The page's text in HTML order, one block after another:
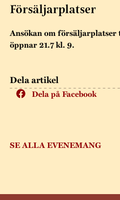
Dela artikel
Dela på Facebook
SE ALLA EVENEMANG
Försäljarplatser
Ansökan om
öppnar 21.7 kl. 9.